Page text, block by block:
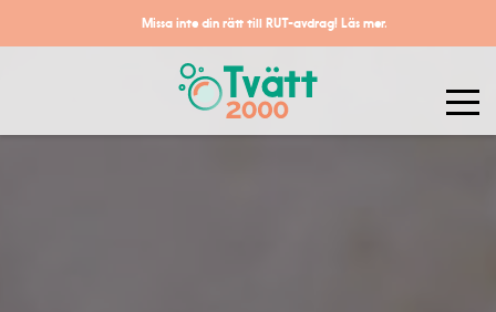
Missa inte din rätt till RUT-avdrag! Läs mer.